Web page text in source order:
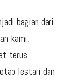
bagian dari
kami,
terus
lestari dan